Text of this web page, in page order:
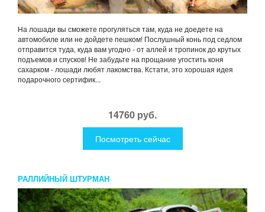
На лошади вы сможете прогуляться там, куда не доедете на
автомобиле или не дойдете пешком! Послушный конь под седлом
отправится туда, куда вам угодно - от аллей и тропинок до крутых
подъемов и спусков! Не забудьте на прощание угостить коня
сахарком - лошади любят лакомства. Кстати, это хорошая идея
подарочного сертифик...
14760 руб.
Посмотреть сейчас
РАЛЛИЙНЫЙ ШТУРМАН